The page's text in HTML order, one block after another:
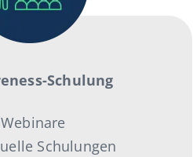
Schulung
Schulungen